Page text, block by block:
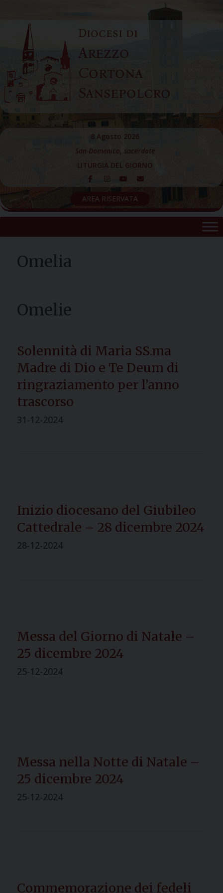
content
Diocesi di
Arezzo
Cortona
Sansepolcro
8 Agosto 2026
San Domenico, sacerdote
LITURGIA DEL GIORNO
AREA RISERVATA
Solennità di Maria SS.ma
Madre di Dio e Te Deum di
ringraziamento per l’anno
trascorso
31-12-2024
Inizio diocesano del Giubileo
Cattedrale – 28 dicembre 2024
28-12-2024
Messa del Giorno di Natale –
25 dicembre 2024
25-12-2024
Messa nella Notte di Natale –
25 dicembre 2024
25-12-2024
Commemorazione dei fedeli